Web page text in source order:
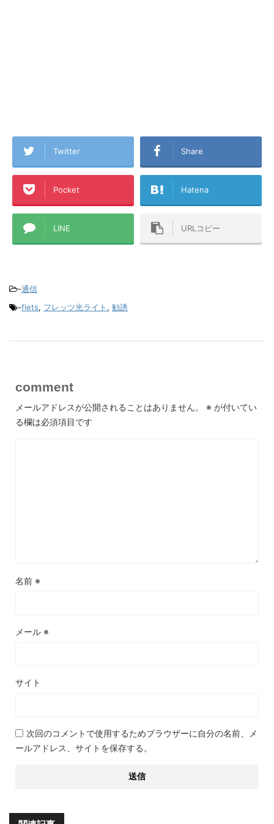
Twitter Share
Pocket Hatena
LINE URLコピー
-通信
-flets, フレッツ光ライト , 勧誘
comment
メールアドレスが公開されることはありません。 ※ が付いてい
る欄は必須項目です
名前 ※
メール ※
サイト
次回のコメントで使用するためブラウザーに自分の名前、メ
ールアドレス、サイトを保存する。